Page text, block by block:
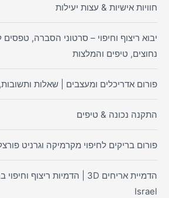
חוויות אישיות & עצות יעילות
יבוא ריצוף וחיפוי – סרטוני הסברה,
נחוצים, טיפים והמלצות
פורום אדריכלים ומעצבים | שאלות
התקנה נכונה & טיפים
פורום בריקים לחיפוי מקרמיקה וגרניט
Israel